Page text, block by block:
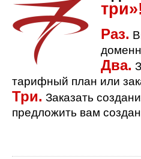
Раз.
Два.
тарифный план или
Три. Заказать
предложить вам